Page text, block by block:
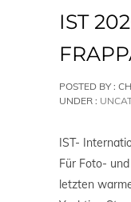
IST
POSTED BY :
UNDER :
IST-
Für Foto-
letzten